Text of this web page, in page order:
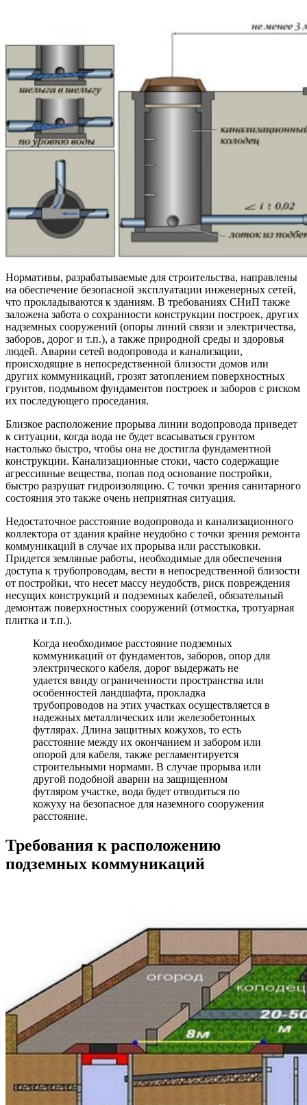
Нормативы, разрабатываемые для строительства, направлены
на обеспечение безопасной эксплуатации инженерных сетей,
что прокладываются к зданиям. В требованиях СНиП также
заложена забота о сохранности конструкции построек, других
надземных сооружений (опоры линий связи и электричества,
заборов, дорог и т.п.), а также природной среды и здоровья
людей. Аварии сетей водопровода и канализации,
происходящие в непосредственной близости домов или
других коммуникаций, грозят затоплением поверхностных
грунтов, подмывом фундаментов построек и заборов с риском
их последующего проседания.
Близкое расположение прорыва линии водопровода приведет
к ситуации, когда вода не будет всасываться грунтом
настолько быстро, чтобы она не достигла фундаментной
конструкции. Канализационные стоки, часто содержащие
агрессивные вещества, попав под основание постройки,
быстро разрушат гидроизоляцию. С точки зрения санитарного
состояния это также очень неприятная ситуация.
Недостаточное расстояние водопровода и канализационного
коллектора от здания крайне неудобно с точки зрения ремонта
коммуникаций в случае их прорыва или расстыковки.
Придется земляные работы, необходимые для обеспечения
доступа к трубопроводам, вести в непосредственной близости
от постройки, что несет массу неудобств, риск повреждения
несущих конструкций и подземных кабелей, обязательный
демонтаж поверхностных сооружений (отмостка, тротуарная
плитка и т.п.).
Когда необходимое расстояние подземных
коммуникаций от фундаментов, заборов, опор для
электрического кабеля, дорог выдержать не
удается ввиду ограниченности пространства или
особенностей ландшафта, прокладка
трубопроводов на этих участках осуществляется в
надежных металлических или железобетонных
футлярах. Длина защитных кожухов, то есть
расстояние между их окончанием и забором или
опорой для кабеля, также регламентируется
строительными нормами. В случае прорыва или
другой подобной аварии на защищенном
футляром участке, вода будет отводиться по
кожуху на безопасное для наземного сооружения
расстояние.
Требования к расположению
подземных коммуникаций